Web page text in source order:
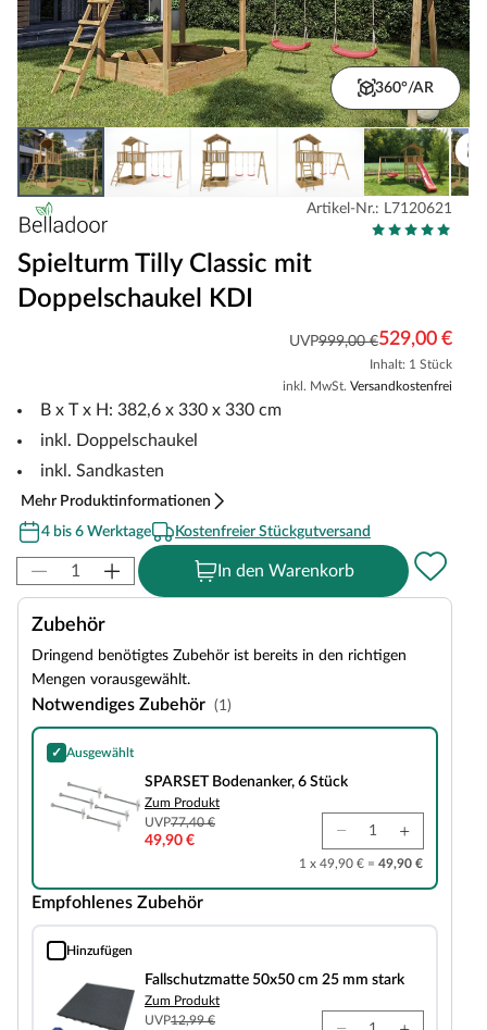
360°/AR
Artikel-Nr.: L7120621
Spielturm Tilly Classic mit
Doppelschaukel KDI
UVP999,00 €529,00 €
Inhalt: 1 Stück
inkl. MwSt. Versandkostenfrei
B x T x H: 382,6 x 330 x 330 cm
inkl. Doppelschaukel
inkl. Sandkasten
Mehr Produktinformationen
4 bis 6 Werktage
Kostenfreier Stückgutversand
In den Warenkorb
Zubehör
Dringend benötigtes Zubehör ist bereits in den richtigen
Mengen vorausgewählt.
Notwendiges Zubehör (1)
✓ Ausgewählt
SPARSET Bodenanker, 6 Stück
SPARSET Bodenanker, 6 Stück
Zum Produkt
UVP77,40 €
49,90 €
1 x 49,90 € = 49,90 €
Empfohlenes Zubehör
Hinzufügen
Fallschutzmatte 50x50 cm 25 mm stark
Fallschutzmatte 50x50 cm 25 mm stark
Zum Produkt
UVP12,99 €